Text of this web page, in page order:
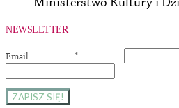
NEWSLETTER
Email*